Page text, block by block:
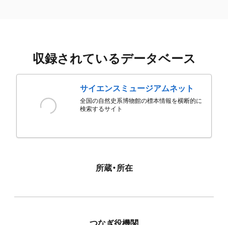
収録されているデータベース
サイエンスミュージアムネット
全国の自然史系博物館の標本情報を横断的に
検索するサイト
所蔵・所在